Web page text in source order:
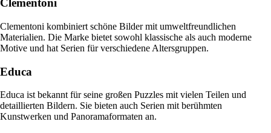
Clementoni
Clementoni kombiniert schöne Bilder mit umweltfreundlichen
Materialien. Die Marke bietet sowohl klassische als auch moderne
Motive und hat Serien für verschiedene Altersgruppen.
Educa
Educa ist bekannt für seine großen Puzzles mit vielen Teilen und
detaillierten Bildern. Sie bieten auch Serien mit berühmten
Kunstwerken und Panoramaformaten an.